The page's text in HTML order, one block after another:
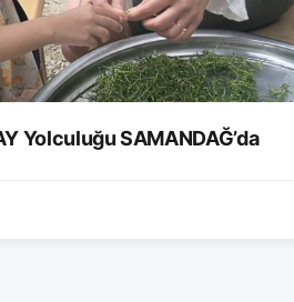
Yolculuğu SAMANDAĞ’da